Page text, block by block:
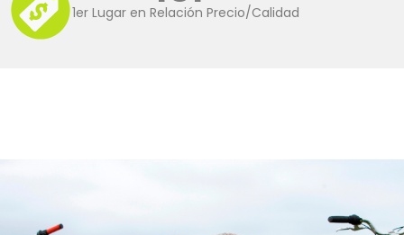
1er Lugar en Relación Precio/Calidad